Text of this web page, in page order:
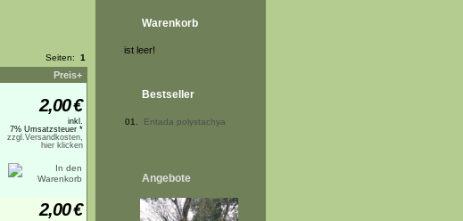
Seiten: 1
Preis+
2,00€
inkl.
7% Umsatzsteuer *
zzgl.Versandkosten,
hier klicken
2,00€
Warenkorb
ist leer!
Bestseller
01. Entada polystachya
Angebote